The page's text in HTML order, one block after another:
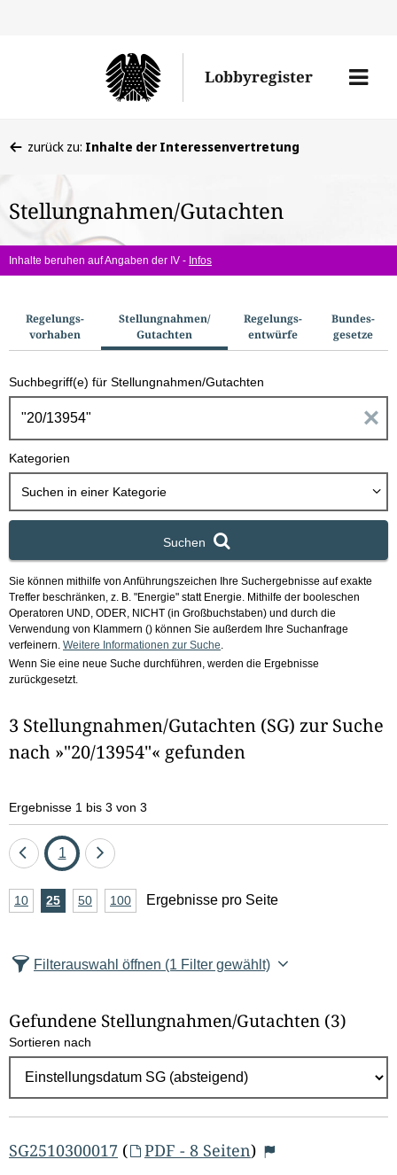
den
Lobbyregister
Menü
befinden
hier:
zurück zu: Inhalte der Interessenvertretung
Stellungnahmen/Gutachten
Inhalte beruhen auf Angaben der IV - Infos
u
c
h
o
Regelungs­
vorhaben
Stellungnahmen/​
Gutachten
Regelungs­
entwürfe
Bundes­
gesetze
Suchbegriff(e) für Stellungnahmen/Gutachten
n
g
a
m
h
Kategorien
Suchen in einer Kategorie
Suchen
Sie können mithilfe von Anführungszeichen Ihre Suchergebnisse auf exakte
Treffer beschränken, z. B. "Energie" statt Energie. Mithilfe der booleschen
Operatoren UND, ODER, NICHT (in Großbuchstaben) und durch die
Verwendung von Klammern () können Sie außerdem Ihre Suchanfrage
verfeinern. Weitere Informationen zur Suche
Wenn Sie eine neue Suche durchführen, werden die Ergebnisse
zurückgesetzt.
3 Stellungnahmen/Gutachten (SG) zur Suche
nach »"20/13954"« gefunden
Ergebnisse 1 bis 3 von 3
Eine
zurück
Seite
1
Eine
vor
A
z
l
E
g
e
b
10Ergebnisse
25Ergebnisse
50Ergebnisse
100Ergebnisse
Ergebnisse pro Seite
Filterauswahl öffnen (1 Filter gewählt)
Gefundene Stellungnahmen/⁠Gutachten (3)
Sortieren nach
SG2510300017 ( PDF - 8 Seiten)